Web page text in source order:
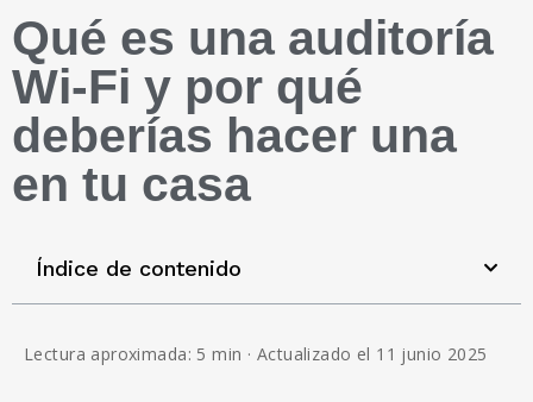
Qué es una auditoría
Wi-Fi y por qué
deberías hacer una
en tu casa
Índice de contenido
Lectura aproximada: 5 min · Actualizado el 11 junio 2025